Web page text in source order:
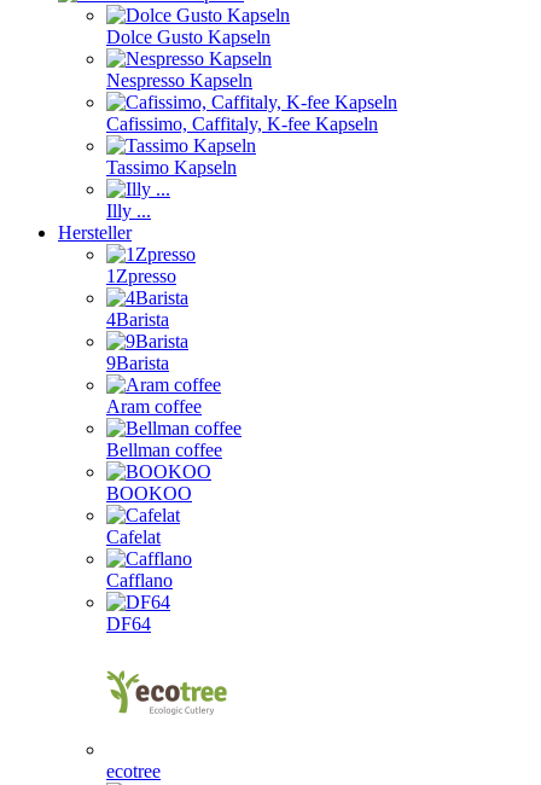
Dolce Gusto Kapseln
Nespresso Kapseln
Cafissimo, Caffitaly, K-fee Kapseln
Tassimo Kapseln
Illy ...
Hersteller
1Zpresso
4Barista
9Barista
Aram coffee
Bellman coffee
BOOKOO
Cafelat
Cafflano
DF64
ecotree